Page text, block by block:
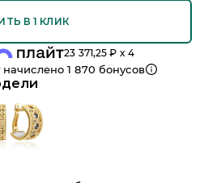
В 1 КЛИК
23 371,25 ₽ x 4
начислено1 870 бонусов